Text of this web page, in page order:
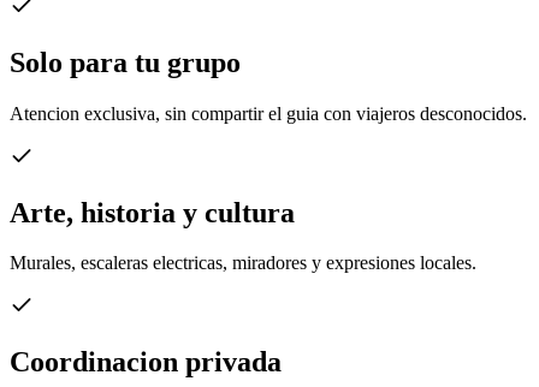
Solo para tu grupo
Atencion exclusiva, sin compartir el guia con viajeros desconocidos.
Arte, historia y cultura
Murales, escaleras electricas, miradores y expresiones locales.
Coordinacion privada